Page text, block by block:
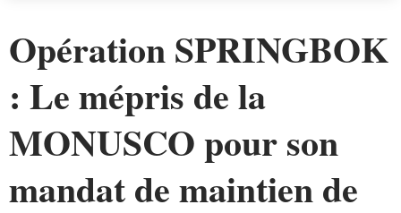
Opération SPRINGBOK
: Le mépris de la
MONUSCO pour son
mandat de maintien de